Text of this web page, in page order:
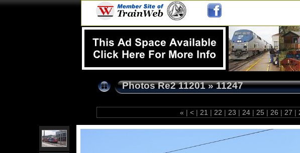
Photos Re2 11201»11247
« | < | 21 | 22 | 23 | 24 | 25 | 26 | 27 |